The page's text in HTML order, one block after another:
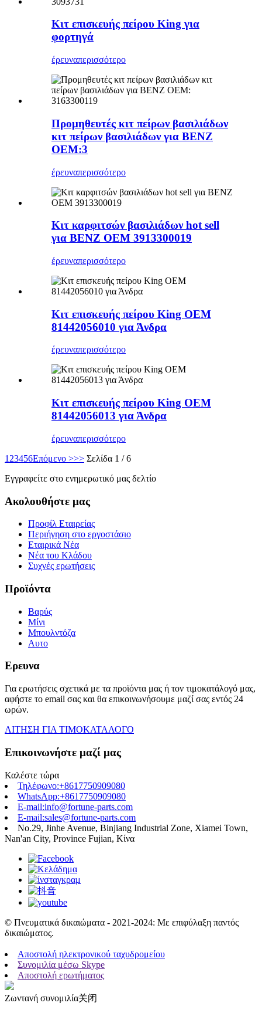
Κιτ επισκευής πείρου King για
φορτηγά
έρευναπερισσότερο
Προμηθευτές κιτ πείρων βασιλιάδων
κιτ πείρων βασιλιάδων για BENZ
OEM:3
έρευναπερισσότερο
Κιτ καρφιτσών βασιλιάδων hot sell
για BENZ OEM 3913300019
έρευναπερισσότερο
Κιτ επισκευής πείρου King OEM
81442056010 για Άνδρα
έρευναπερισσότερο
Κιτ επισκευής πείρου King OEM
81442056013 για Άνδρα
έρευναπερισσότερο
1 23456Επόμενο >>> Σελίδα 1 / 6
Εγγραφείτε στο ενημερωτικό μας δελτίο
Ακολουθήστε μας
Προφίλ Εταιρείας
Περιήγηση στο εργοστάσιο
Εταιρικά Νέα
Νέα του Κλάδου
Συχνές ερωτήσεις
Προϊόντα
Βαρύς
Μίνι
Μπουλντόζα
Αυτο
Ερευνα
Για ερωτήσεις σχετικά με τα προϊόντα μας ή τον τιμοκατάλογό μας,
αφήστε το email σας και θα επικοινωνήσουμε μαζί σας εντός 24
ωρών.
ΑΙΤΗΣΗ ΓΙΑ ΤΙΜΟΚΑΤΑΛΟΓΟ
Επικοινωνήστε μαζί μας
Καλέστε τώρα
Τηλέφωνο:+8617750909080
WhatsApp:+8617750909080
E-mail:info@fortune-parts.com
E-mail:sales@fortune-parts.com
No.29, Jinhe Avenue, Binjiang Industrial Zone, Xiamei Town,
Nan'an City, Province Fujian, Κίνα
© Πνευματικά δικαιώματα - 2021-2024: Με επιφύλαξη παντός
δικαιώματος.
Αποστολή ηλεκτρονικού ταχυδρομείου
Συνομιλία μέσω Skype
Αποστολή ερωτήματος
Ζωντανή συνομιλία关闭